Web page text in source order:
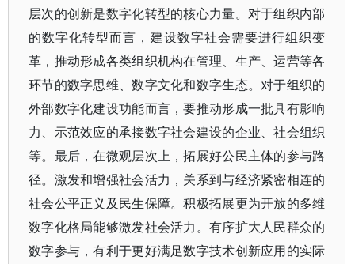
层次的创新是数字化转型的核心力量。对于组织内部
的数字化转型而言，建设数字社会需要进行组织变
革，推动形成各类组织机构在管理、生产、运营等各
环节的数字思维、数字文化和数字生态。对于组织的
外部数字化建设功能而言，要推动形成一批具有影响
力、示范效应的承接数字社会建设的企业、社会组织
等。最后，在微观层次上，拓展好公民主体的参与路
径。激发和增强社会活力，关系到与经济紧密相连的
社会公平正义及民生保障。积极拓展更为开放的多维
数字化格局能够激发社会活力。有序扩大人民群众的
数字参与，有利于更好满足数字技术创新应用的实际